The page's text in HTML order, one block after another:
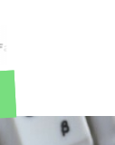
Alphabeat